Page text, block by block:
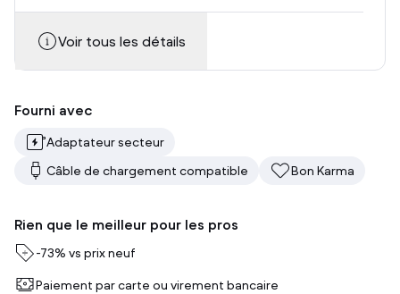
Voir tous les détails
Fourni avec
Adaptateur secteur
Câble de chargement compatible
Bon Karma
Rien que le meilleur pour les pros
-73% vs prix neuf
Paiement par carte ou virement bancaire